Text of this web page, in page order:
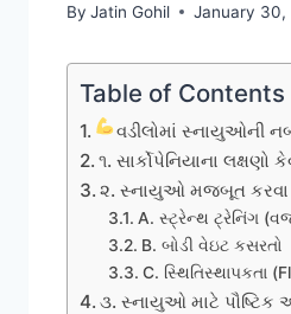
By Jatin Gohil January 30,
Table of Contents
વડીલોમાં સ્નાયુઓની
૧. સાર્કોપેનિયાના
૨. સ્નાયુઓ મજબૂત કરવા
A. સ્ટ્રેન્થ ટ્રેનિંગ
B. બોડી વેઇટ કસરતો
C. સ્થિતિસ્થાપકતા
૩. સ્નાયુઓ માટે પૌષ્ટિક